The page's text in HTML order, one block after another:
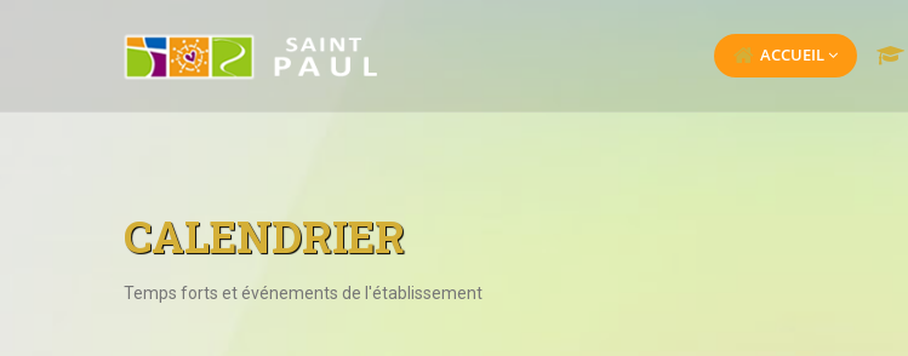
ACCUEIL
CALENDRIER
Temps forts et événements de l'établissement